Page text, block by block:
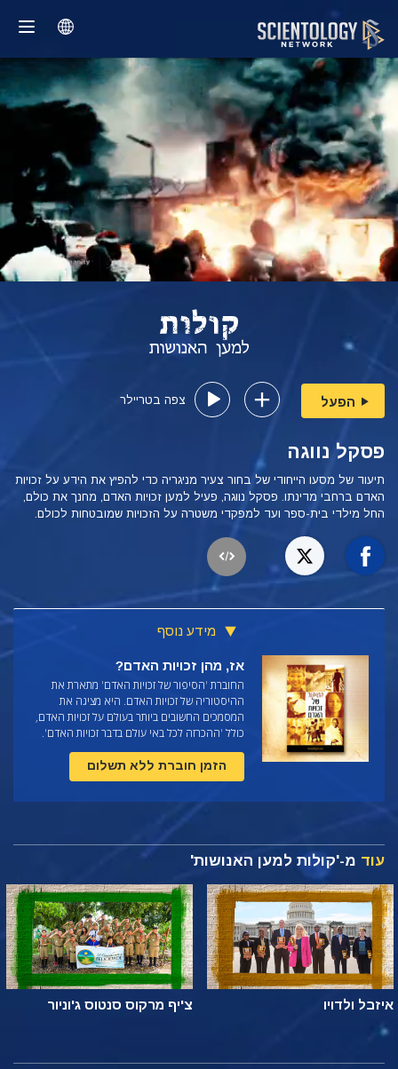
הפעל צפה בטריילר
פסקל נווגה
תיעוד של מסעו הייחודי של בחור צעיר מניגריה כדי להפיץ את הידע על זכויות
האדם ברחבי מדינתו. פסקל נווגה, פעיל למען זכויות האדם, מחנך את כולם,
החל מילדי בית-ספר ועד למפקדי משטרה על הזכויות שמובטחות לכולם.
מידע נוסף
אז, מהן זכויות האדם?
החוברת 'הסיפור של זכויות האדם' מתארת את
ההיסטוריה של זכויות האדם. היא מציגה את
המסמכים החשובים ביותר בעולם על זכויות האדם,
כולל 'ההכרזה לכל באי עולם בדבר זכויות האדם'.
הזמן חוברת ללא תשלום
עוד מ-'קולות למען האנושות'
איזבל ולדויו צ'יף מרקוס סנטוס ג'וניור